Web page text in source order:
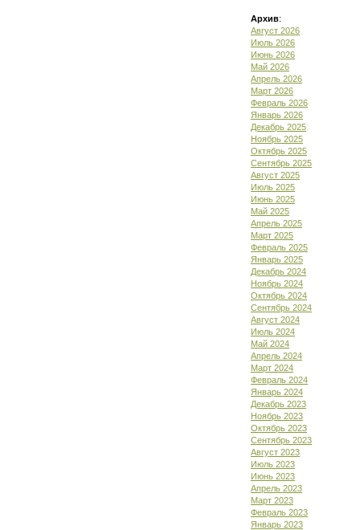
Архив:
Август 2026
Июль 2026
Июнь 2026
Май 2026
Апрель 2026
Март 2026
Февраль 2026
Январь 2026
Декабрь 2025
Ноябрь 2025
Октябрь 2025
Сентябрь 2025
Август 2025
Июль 2025
Июнь 2025
Май 2025
Апрель 2025
Март 2025
Февраль 2025
Январь 2025
Декабрь 2024
Ноябрь 2024
Октябрь 2024
Сентябрь 2024
Август 2024
Июль 2024
Май 2024
Апрель 2024
Март 2024
Февраль 2024
Январь 2024
Декабрь 2023
Ноябрь 2023
Октябрь 2023
Сентябрь 2023
Август 2023
Июль 2023
Июнь 2023
Апрель 2023
Март 2023
Февраль 2023
Январь 2023